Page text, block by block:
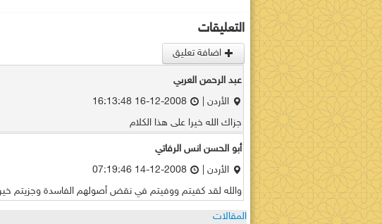
التعليقات
اضافة تعليق
عبد الرحمن العربي
الأردن |
جزاك الله خيرا على هذا الكلام
أبو الحسن انس الرفاتي
الأردن |
والله لقد كفيتم ووفيتم في نقض أصولهم الفاسدة وجزيتم خير
المقالات